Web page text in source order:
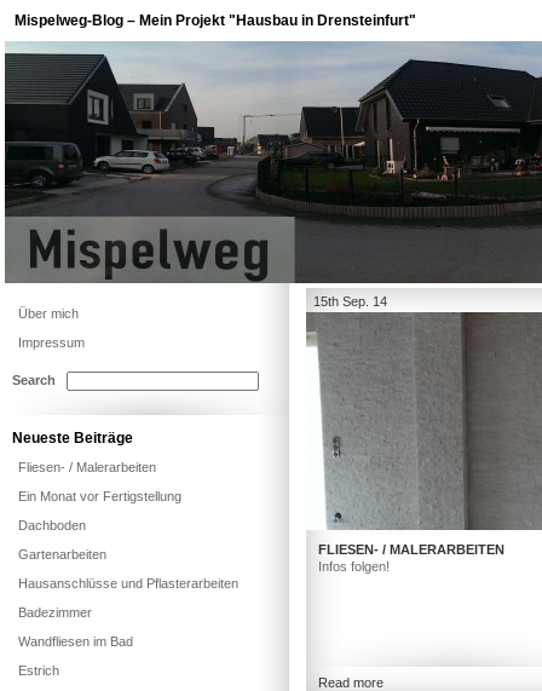
Mispelweg-Blog – Mein Projekt "Hausbau in Drensteinfurt"
15th Sep. 14
FLIESEN- / MALERARBEITEN
Infos folgen!
Read more
Über mich
Impressum
Search
Neueste Beiträge
Fliesen- / Malerarbeiten
Ein Monat vor Fertigstellung
Dachboden
Gartenarbeiten
Hausanschlüsse und Pflasterarbeiten
Badezimmer
Wandfliesen im Bad
Estrich